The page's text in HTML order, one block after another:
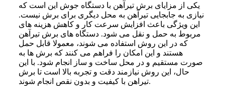
یکی از مزایای برش تیرآهن با دستگاه جوش این است که
نیازی به جابجایی تیرآهن به محل دیگری برای برش نیست.
این ویژگی باعث افزایش سرعت کار و کاهش هزینه‌ های
مربوط به حمل و نقل می‌ شود. دستگاه‌ های برش تیرآهن
که در این روش استفاده می‌ شوند، معمولا قابل حمل
هستند و این امکان را فراهم می‌ کنند که برش‌ ها به
صورت مستقیم و در محل ساخت‌ و ساز انجام شود. با این
حال، این روش نیازمند دقت و تجربه بالا است تا برش‌
تیراهن با کیفیت و بدون نقص انجام شوند.